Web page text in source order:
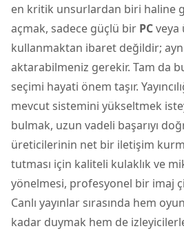
en kritik unsurlardan biri haline
açmak, sadece güçlü bir PCveya
kullanmaktan ibaret değildir;
aktarabilmeniz gerekir. Tam da
seçimi hayati önem taşır.
mevcut sistemini yükseltmek
bulmak, uzun vadeli başarıyı
üreticilerinin net bir iletişim
tutması için kaliteli kulaklık ve
yönelmesi, profesyonel bir imaj
Canlı yayınlar sırasında hem
kadar duymak hem de